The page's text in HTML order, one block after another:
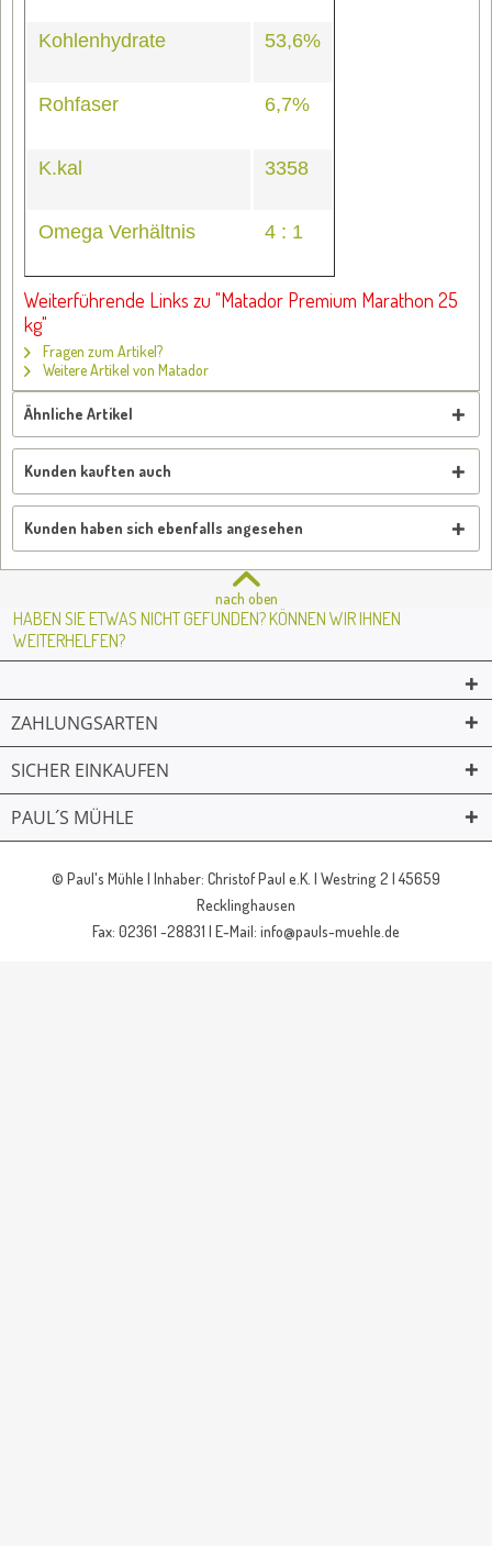
Kohlenhydrate 53,6%
Rohfaser 6,7%
K.kal 3358
Omega Verhältnis 4 : 1
Weiterführende Links zu "Matador Premium Marathon 25
kg"
Fragen zum Artikel?
Weitere Artikel von Matador
Ähnliche Artikel
Kunden kauften auch
Kunden haben sich ebenfalls angesehen
nach oben
HABEN SIE ETWAS NICHT GEFUNDEN? KÖNNEN WIR IHNEN
WEITERHELFEN?
ZAHLUNGSARTEN
SICHER EINKAUFEN
PAUL´S MÜHLE
© Paul's Mühle | Inhaber: Christof Paul e.K. | Westring 2 | 45659
Recklinghausen
Fax: 02361 -28831 | E-Mail: info@pauls-muehle.de